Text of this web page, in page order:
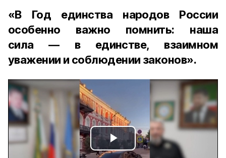
«В Год единства народов России
особенно важно помнить: наша
сила — в единстве, взаимном
уважении и соблюдении законов».
Play